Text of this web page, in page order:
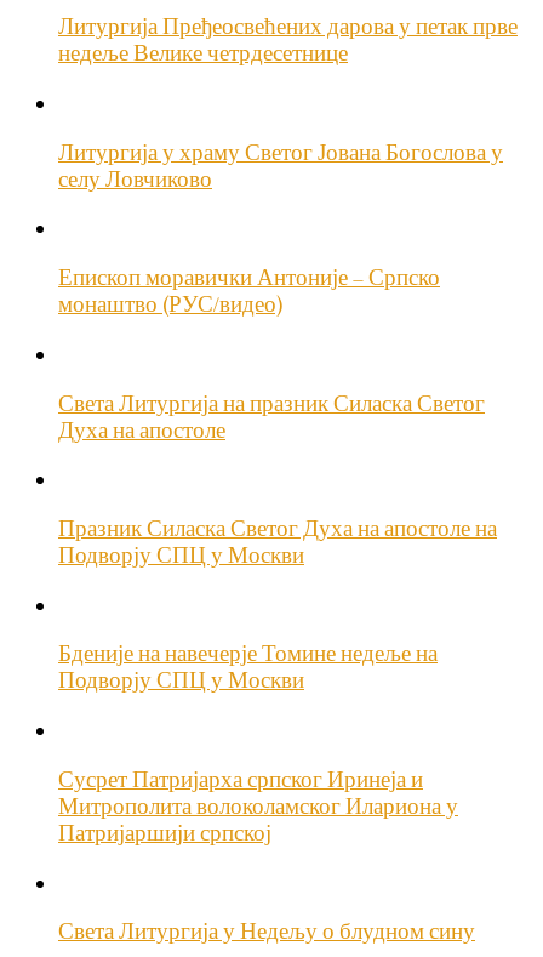
Литургија Пређеосвећених дарова у петак прве
недеље Велике четрдесетнице
Литургија у храму Светог Јована Богослова у
селу Ловчиково
Епископ моравички Антоније – Српско
монаштво (РУС/видео)
Света Литургија на празник Силаска Светог
Духа на апостоле
Празник Силаска Светог Духа на апостоле на
Подворју СПЦ у Москви
Бденије на навечерје Томине недеље на
Подворју СПЦ у Москви
Сусрет Патријарха српског Иринеја и
Митрополита волоколамског Илариона у
Патријаршији српској
Света Литургија у Недељу о блудном сину